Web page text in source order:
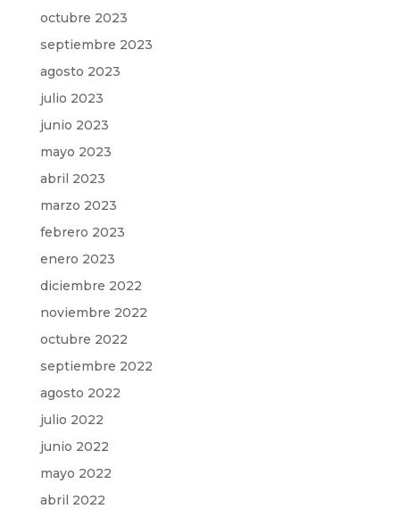
octubre 2023
septiembre 2023
agosto 2023
julio 2023
junio 2023
mayo 2023
abril 2023
marzo 2023
febrero 2023
enero 2023
diciembre 2022
noviembre 2022
octubre 2022
septiembre 2022
agosto 2022
julio 2022
junio 2022
mayo 2022
abril 2022